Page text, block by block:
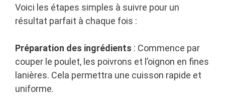
Voici les étapes simples à suivre pour un
résultat parfait à chaque fois :
Préparation des ingrédients : Commence par
couper le poulet, les poivrons et l’oignon en fines
lanières. Cela permettra une cuisson rapide et
uniforme.